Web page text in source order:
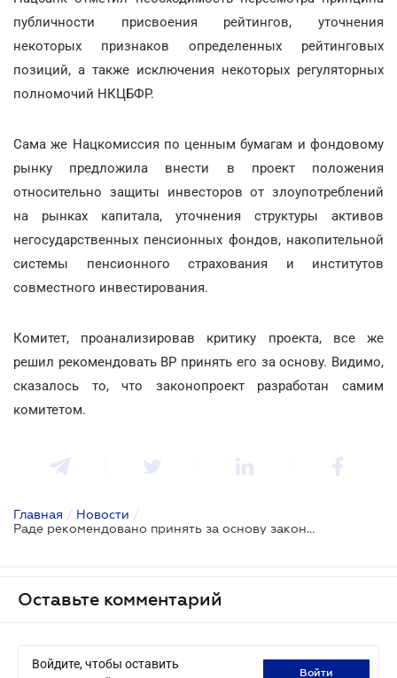
публичности присвоения рейтингов, уточнения
некоторых признаков определенных рейтинговых
позиций, а также исключения некоторых регуляторных
полномочий НКЦБФР.
Сама же Нацкомиссия по ценным бумагам и фондовому
рынку предложила внести в проект положения
относительно защиты инвесторов от злоупотреблений
на рынках капитала, уточнения структуры активов
негосударственных пенсионных фондов, накопительной
системы пенсионного страхования и институтов
совместного инвестирования.
Комитет, проанализировав критику проекта, все же
решил рекомендовать ВР принять его за основу. Видимо,
сказалось то, что законопроект разработан самим
комитетом.
Главная / Новости /
Раде рекомендовано принять за основу законопроект о рейтинговании
Оставьте комментарий
Войдите, чтобы оставить
войти